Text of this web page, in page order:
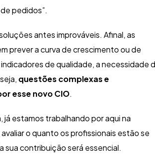
pedidos”.
antes improváveis. Afinal, as
prever a curva de crescimento ou de
de qualidade, a necessidade
questões complexas e
esse novo CIO.
estamos trabalhando por aqui na
o quanto os profissionais estão se
sua contribuição será essencial.